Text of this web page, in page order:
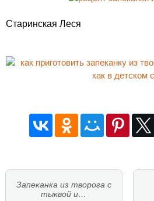
Старинская Леся
Запеканка из творога с
тыквой и…